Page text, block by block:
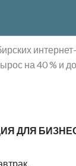
на 40 % и
ДЛЯ